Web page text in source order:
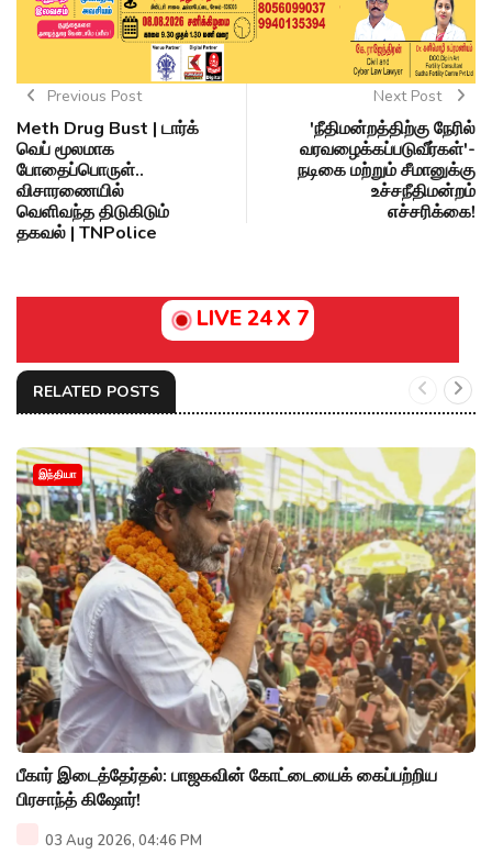
Previous Post
Meth Drug Bust | டார்க்
வெப் மூலமாக
போதைப்பொருள்..
விசாரணையில்
வெளிவந்த திடுகிடும்
தகவல் | TNPolice
Next Post
'நீதிமன்றத்திற்கு நேரில்
வரவழைக்கப்படுவீர்கள்'-
நடிகை மற்றும் சீமானுக்கு
உச்சநீதிமன்றம்
எச்சரிக்கை!
LIVE 24 X 7
RELATED POSTS
இந்தியா
பீகார் இடைத்தேர்தல்: பாஜகவின் கோட்டையைக் கைப்பற்றிய
பிரசாந்த் கிஷோர்!
03 Aug 2026, 04:46 PM